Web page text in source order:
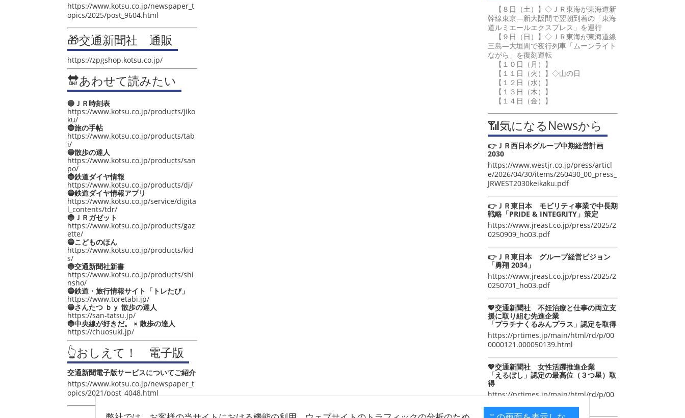
https://www.kotsu.co.jp/newspaper_t
opics/2025/post_9604.html
🎁交通新聞社 通販
https://zpgshop.kotsu.co.jp/
🔛あわせて読みたい
🔵ＪＲ時刻表
https://www.kotsu.co.jp/products/jiko
ku/
🔵旅の手帖
https://www.kotsu.co.jp/products/tab
i/
🔵散歩の達人
https://www.kotsu.co.jp/products/san
po/
🔵鉄道ダイヤ情報
https://www.kotsu.co.jp/products/dj/
🔵鉄道ダイヤ情報アプリ
https://www.kotsu.co.jp/service/digita
l_contents/tdr/
🔵ＪＲガゼット
https://www.kotsu.co.jp/products/gaz
ette/
🔵こどものほん
https://www.kotsu.co.jp/products/kid
s/
🔵交通新聞社新書
https://www.kotsu.co.jp/products/shi
nsho/
🔵鉄道・旅行情報サイト「トレたび」
https://www.toretabi.jp/
🔵さんたつ ｂｙ 散歩の達人
https://san-tatsu.jp/
🔵中央線が好きだ。 × 散歩の達人
https://chuosuki.jp/
👆おしえて！ 電子版
交通新聞電子版サービスについてご紹介
https://www.kotsu.co.jp/newspaper_t
opics/2021/post_4048.html
【８日（土）】◇ＪＲ東海が東海道新
幹線東京―新大阪間で翌朝到着の「東海
道ルミエールエクスプレス」を運行
【９日（日）】◇ＪＲ東海が東海道線
三島―大垣間で夜行列車「ムーンライト
ながら」を復刻運転
【１０日（月）】
【１１日（火）】◇山の日
【１２日（水）】
【１３日（木）】
【１４日（金）】
📶気になるNewsから
👉ＪＲ西日本グループ中期経営計画
2030
https://www.westjr.co.jp/press/articl
e/2026/04/30/items/260430_00_press_
JRWEST2030keikaku.pdf
👉ＪＲ東日本 モビリティ事業で中長期
戦略「PRIDE & INTEGRITY」策定
https://www.jreast.co.jp/press/2025/2
0250909_ho03.pdf
👉ＪＲ東日本 グループ経営ビジョン
「勇翔 2034」
https://www.jreast.co.jp/press/2025/2
0250701_ho03.pdf
💖交通新聞社 不妊治療と仕事の両立支
援に取り組む先進企業
「プラチナくるみんプラス」認定を取得
https://prtimes.jp/main/html/rd/p/00
0000121.000050139.html
💖交通新聞社 女性活躍推進企業
「えるぼし」認定の最高位（３つ星）取
得
https://prtimes.jp/main/html/rd/p/00